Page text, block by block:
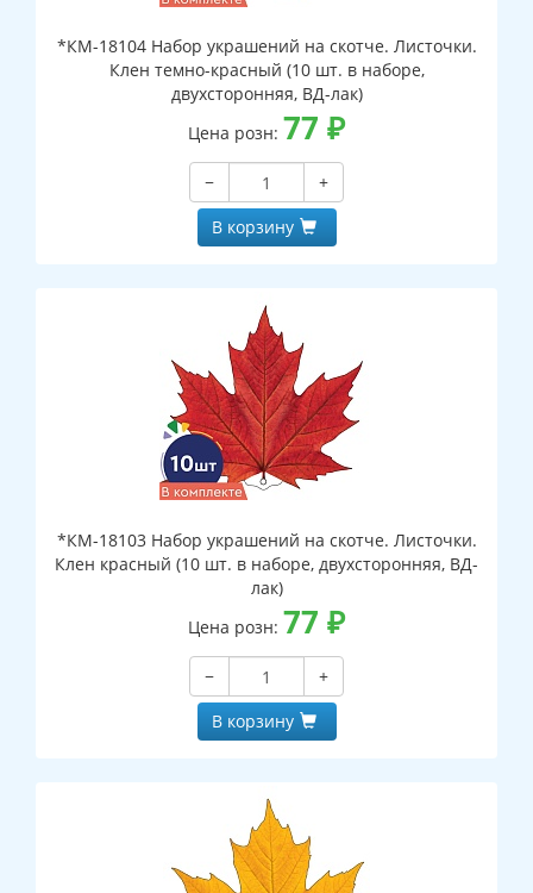
*КМ-18104 Набор украшений на скотче. Листочки.
Клен темно-красный (10 шт. в наборе,
двухсторонняя, ВД-лак)
Цена розн: 77 ₽
−
+
В корзину
*КМ-18103 Набор украшений на скотче. Листочки.
Клен красный (10 шт. в наборе, двухсторонняя, ВД-
лак)
Цена розн: 77 ₽
−
+
В корзину